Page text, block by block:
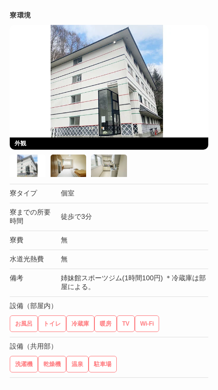
寮環境
外観
寮タイプ 個室
寮までの所要
時間
徒歩で3分
寮費 無
水道光熱費 無
備考
姉妹館スポーツジム(1時間100円) ＊冷蔵庫は部
屋による。
設備（部屋内）
お風呂 トイレ 冷蔵庫 暖房 TV Wi-Fi
設備（共用部）
洗濯機 乾燥機 温泉 駐車場